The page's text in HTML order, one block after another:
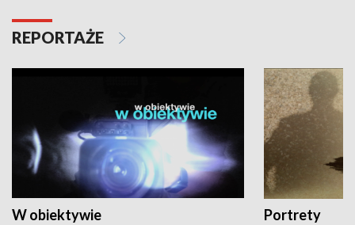
REPORTAŻE
W obiektywie Portrety